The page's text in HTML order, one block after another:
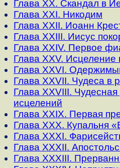
Глава XX. Скандал в
Глава XXI. Никодим
Глава XXII. Иоанн
Глава XXIII. Иисус
Глава XXIV. Первое
Глава XXV. Исцеление
Глава XXVI.
Глава XXVII. Чудеса в
Глава XXVIII.
исцелений
Глава XXIX. Первая
Глава XXX. Купальня
Глава XXXI.
Глава XXXII.
Глава XXXIII.